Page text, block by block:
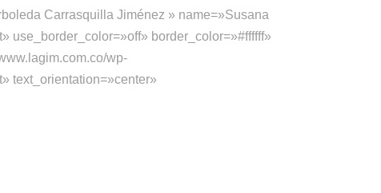
Carrasquilla Jiménez » name=»Susana
use_border_color=»off» border_color=»#ffffff»
wp-
text_orientation=»center»